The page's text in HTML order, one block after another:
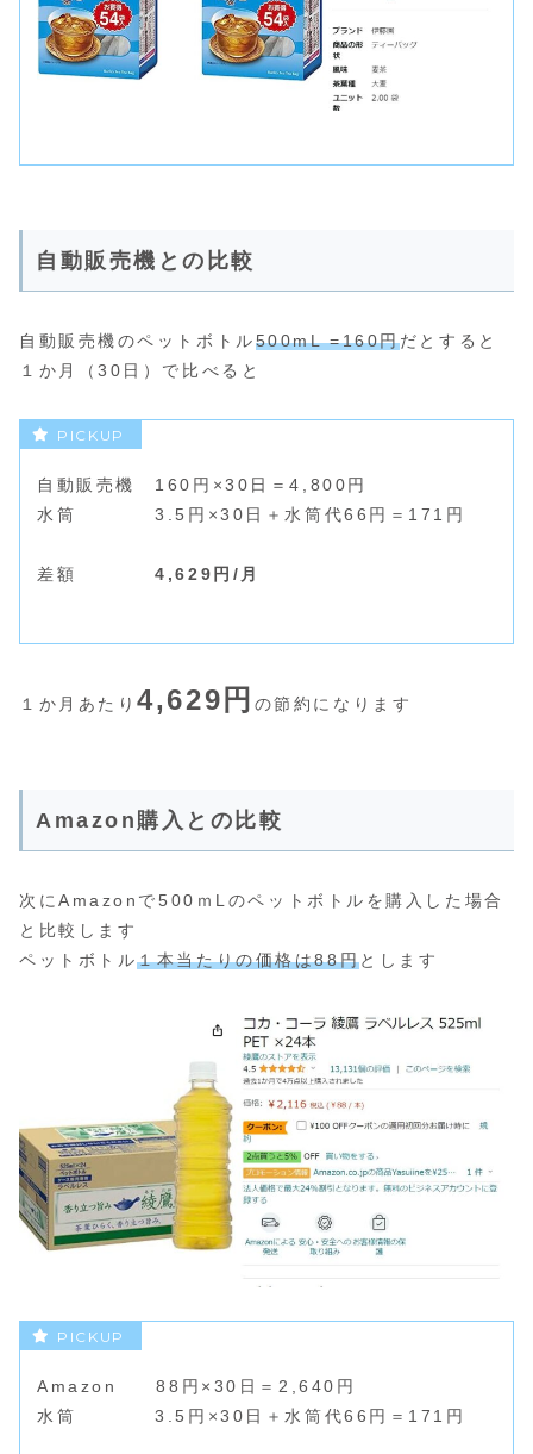
自動販売機との比較
自動販売機のペットボトル500mL =160円だとすると
１か月（30日）で比べると
自動販売機 160円×30日＝4,800円
水筒 3.5円×30日＋水筒代66円＝171円
差額4,629円/月
１か月あたり4,629円 の節約になります
Amazon購入との比較
次にAmazonで500ｍLのペットボトルを購入した場合
と比較します
ペットボトル１本当たりの価格は88円とします
Amazon 88円×30日＝2,640円
水筒 3.5円×30日＋水筒代66円＝171円